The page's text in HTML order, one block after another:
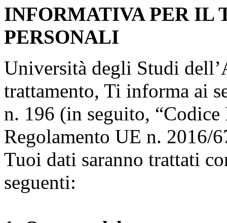
INFORMATIVA PER IL
PERSONALI
Università degli Studi
trattamento, Ti informa ai
n. 196 (in seguito, “Codice
Regolamento UE n. 2016/
Tuoi dati saranno trattati
seguenti: